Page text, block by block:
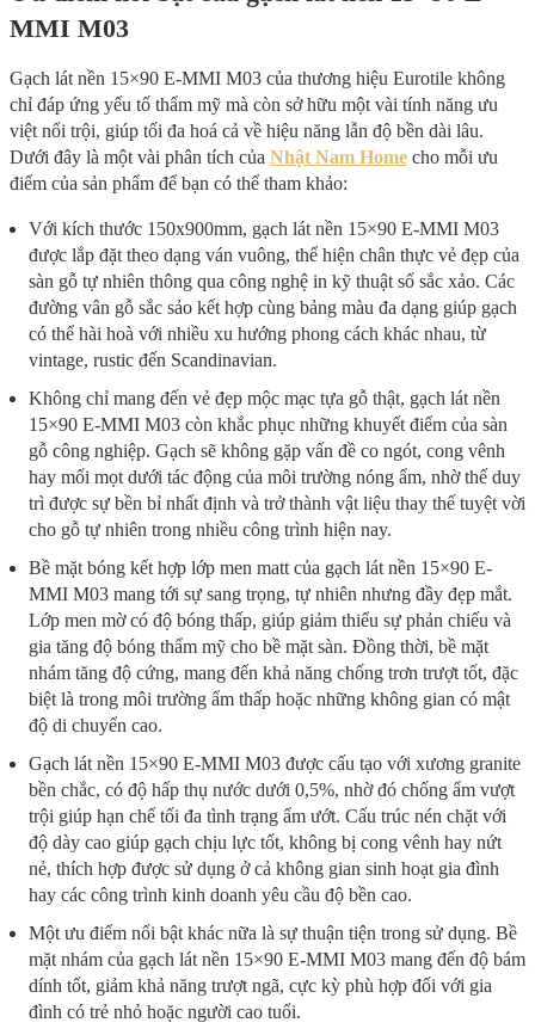
MMI M03
Gạch lát nền 15×90 E-MMI M03 của thương hiệu Eurotile không
chỉ đáp ứng yếu tố thẩm mỹ mà còn sở hữu một vài tính năng ưu
việt nổi trội, giúp tối đa hoá cả về hiệu năng lẫn độ bền dài lâu.
Dưới đây là một vài phân tích của Nhật Nam Home cho mỗi ưu
điểm của sản phẩm để bạn có thể tham khảo:
Với kích thước 150x900mm, gạch lát nền 15×90 E-MMI M03
được lắp đặt theo dạng ván vuông, thể hiện chân thực vẻ đẹp của
sàn gỗ tự nhiên thông qua công nghệ in kỹ thuật số sắc xảo. Các
đường vân gỗ sắc sảo kết hợp cùng bảng màu đa dạng giúp gạch
có thể hài hoà với nhiều xu hướng phong cách khác nhau, từ
vintage, rustic đến Scandinavian.
Không chỉ mang đến vẻ đẹp mộc mạc tựa gỗ thật, gạch lát nền
15×90 E-MMI M03 còn khắc phục những khuyết điểm của sàn
gỗ công nghiệp. Gạch sẽ không gặp vấn đề co ngót, cong vênh
hay mối mọt dưới tác động của môi trường nóng ẩm, nhờ thế duy
trì được sự bền bỉ nhất định và trở thành vật liệu thay thế tuyệt vời
cho gỗ tự nhiên trong nhiều công trình hiện nay.
Bề mặt bóng kết hợp lớp men matt của gạch lát nền 15×90 E-
MMI M03 mang tới sự sang trọng, tự nhiên nhưng đầy đẹp mắt.
Lớp men mờ có độ bóng thấp, giúp giảm thiểu sự phản chiếu và
gia tăng độ bóng thẩm mỹ cho bề mặt sàn. Đồng thời, bề mặt
nhám tăng độ cứng, mang đến khả năng chống trơn trượt tốt, đặc
biệt là trong môi trường ẩm thấp hoặc những không gian có mật
độ di chuyển cao.
Gạch lát nền 15×90 E-MMI M03 được cấu tạo với xương granite
bền chắc, có độ hấp thụ nước dưới 0,5%, nhờ đó chống ẩm vượt
trội giúp hạn chế tối đa tình trạng ẩm ướt. Cấu trúc nén chặt với
độ dày cao giúp gạch chịu lực tốt, không bị cong vênh hay nứt
nẻ, thích hợp được sử dụng ở cả không gian sinh hoạt gia đình
hay các công trình kinh doanh yêu cầu độ bền cao.
Một ưu điểm nổi bật khác nữa là sự thuận tiện trong sử dụng. Bề
mặt nhám của gạch lát nền 15×90 E-MMI M03 mang đến độ bám
dính tốt, giảm khả năng trượt ngã, cực kỳ phù hợp đối với gia
đình có trẻ nhỏ hoặc người cao tuổi.